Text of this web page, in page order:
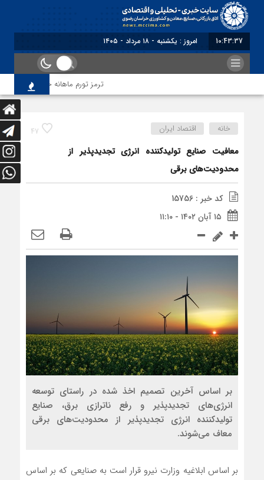
10:43:37 امروز : یکشنبه - ۱۸ مرداد - ۱۴۰۵
ترمز تورم ماهانه خراسان رضوی
47 خانه اقتصاد ایران
معافیت صنایع تولیدکننده انرژی تجدیدپذیر از
محدودیت‌های برقی
کد خبر : 15756
۱۵ آبان ۱۴۰۲ - ۱۱:۱۰
بر اساس آخرین تصمیم اخذ شده در راستای توسعه
انرژی‌های تجدیدپذیر و رفع ناترازی برق، صنایع
تولیدکننده انرژی تجدیدپذیر از محدودیت‌های برقی
معاف می‌شوند.
بر اساس ابلاغیه وزارت نیرو قرار است به صنایعی که بر اساس